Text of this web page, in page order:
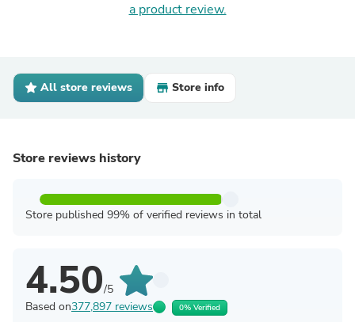
a product review.
All store reviews Store info
Store reviews history
Store published 99% of verified reviews in total
4.50/5
Based on377,897 reviews 0% Verified